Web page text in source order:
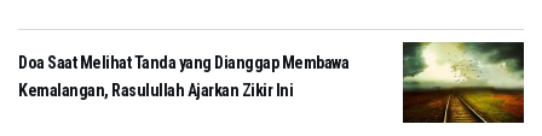
Doa Saat Melihat Tanda yang Dianggap Membawa
Kemalangan, Rasulullah Ajarkan Zikir Ini